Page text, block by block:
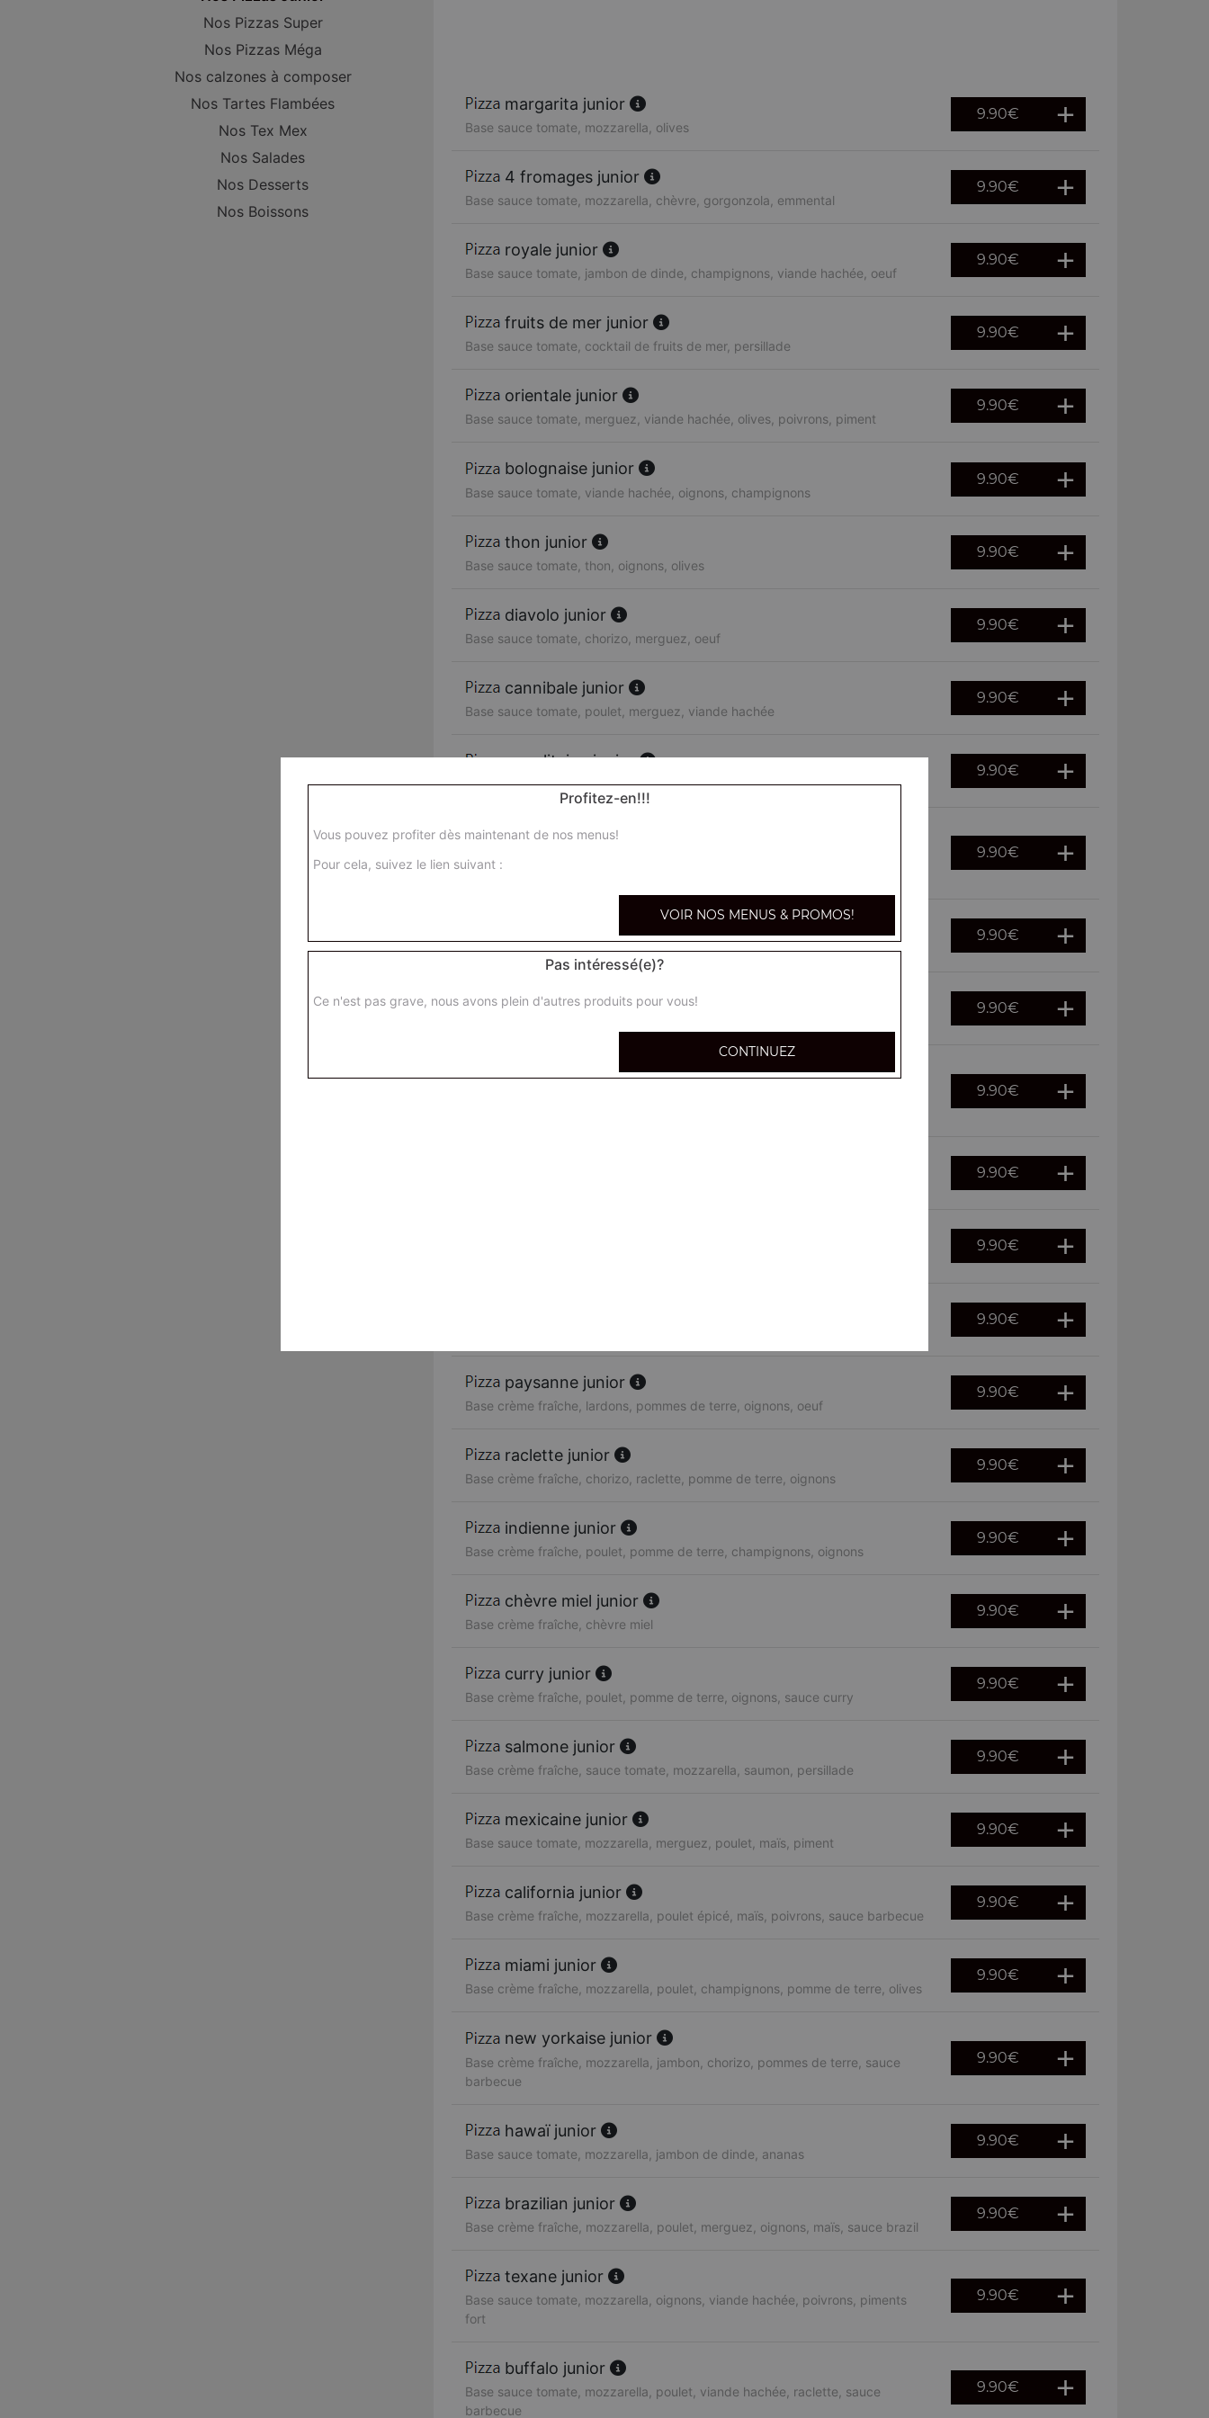
Nos Pizzas Super
Nos Pizzas Méga
Nos calzones à composer
Nos Tartes Flambées
Nos Tex Mex
Nos Salades
Nos Desserts
Nos Boissons
margarita junior
Base sauce tomate, mozzarella, olives
9.90€
4 fromages junior
Base sauce tomate, mozzarella, chèvre, gorgonzola, emmental
9.90€
royale junior
Base sauce tomate, jambon de dinde, champignons, viande hachée, oeuf
9.90€
fruits de mer junior
Base sauce tomate, cocktail de fruits de mer, persillade
9.90€
orientale junior
Base sauce tomate, merguez, viande hachée, olives, poivrons, piment
9.90€
bolognaise junior
Base sauce tomate, viande hachée, oignons, champignons
9.90€
thon junior
Base sauce tomate, thon, oignons, olives
9.90€
diavolo junior
Base sauce tomate, chorizo, merguez, oeuf
9.90€
cannibale junior
Base sauce tomate, poulet, merguez, viande hachée
9.90€
napolitaine junior
Base sauce tomate, anchois, olives
9.90€
4 saisons junior
Base sauce tomate, tomates cerises, poivrons, maïs, olives, oignons,
9.90€
Base sauce tomate, poulet, merguez, oignons, sauce samouraï
9.90€
spania junior
9.90€
9.90€
9.90€
9.90€
9.90€
paysanne junior
Base crème fraîche, lardons, pommes de terre, oignons, oeuf
9.90€
raclette junior
Base crème fraîche, chorizo, raclette, pomme de terre, oignons
9.90€
indienne junior
Base crème fraîche, poulet, pomme de terre, champignons, oignons
9.90€
chèvre miel junior
Base crème fraîche, chèvre miel
9.90€
curry junior
Base crème fraîche, poulet, pomme de terre, oignons, sauce curry
9.90€
salmone junior
Base crème fraîche, sauce tomate, mozzarella, saumon, persillade
9.90€
mexicaine junior
Base sauce tomate, mozzarella, merguez, poulet, maïs, piment
9.90€
california junior
Base crème fraîche, mozzarella, poulet épicé, maïs, poivrons, sauce barbecue
9.90€
miami junior
Base crème fraîche, mozzarella, poulet, champignons, pomme de terre, olives
9.90€
new yorkaise junior
Base crème fraîche, mozzarella, jambon, chorizo, pommes de terre, sauce
barbecue
9.90€
hawaï junior
Base sauce tomate, mozzarella, jambon de dinde, ananas
9.90€
brazilian junior
Base crème fraîche, mozzarella, poulet, merguez, oignons, maïs, sauce brazil
9.90€
texane junior
Base sauce tomate, mozzarella, oignons, viande hachée, poivrons, piments
fort
9.90€
buffalo junior
Base sauce tomate, mozzarella, poulet, viande hachée, raclette, sauce
barbecue
9.90€
Profitez-en!!!
Vous pouvez profiter dès maintenant de nos menus!
Pour cela, suivez le lien suivant :
VOIR NOS MENUS & PROMOS!
Pas intéressé(e)?
Ce n'est pas grave, nous avons plein d'autres produits pour vous!
CONTINUEZ